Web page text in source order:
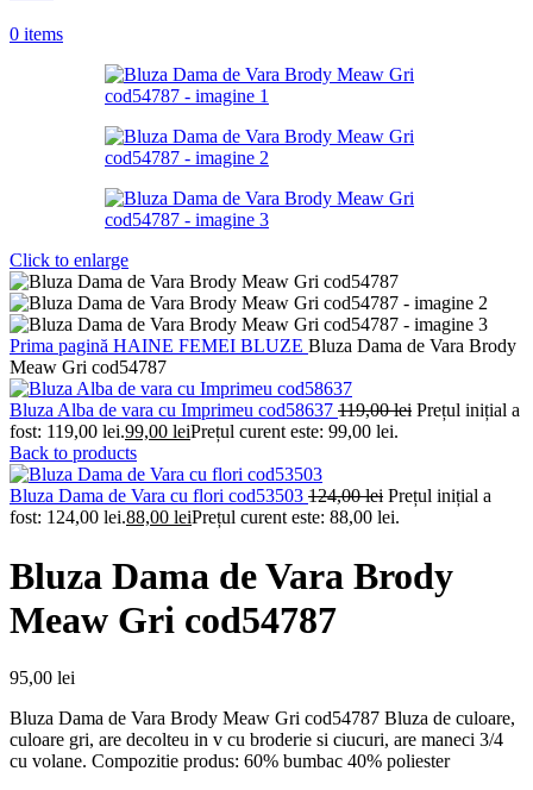
0 items
Click to enlarge
Prima pagină HAINE FEMEI BLUZE Bluza Dama de Vara Brody
Meaw Gri cod54787
Bluza Alba de vara cu Imprimeu cod58637 119,00lei Prețul inițial a
fost: 119,00 lei.99,00 leiPrețul curent este: 99,00 lei.
Back to products
Bluza Dama de Vara cu flori cod53503 124,00lei Prețul inițial a
fost: 124,00 lei.88,00 leiPrețul curent este: 88,00 lei.
Bluza Dama de Vara Brody
Meaw Gri cod54787
95,00 lei
Bluza Dama de Vara Brody Meaw Gri cod54787 Bluza de culoare,
culoare gri, are decolteu in v cu broderie si ciucuri, are maneci 3/4
cu volane. Compozitie produs: 60% bumbac 40% poliester